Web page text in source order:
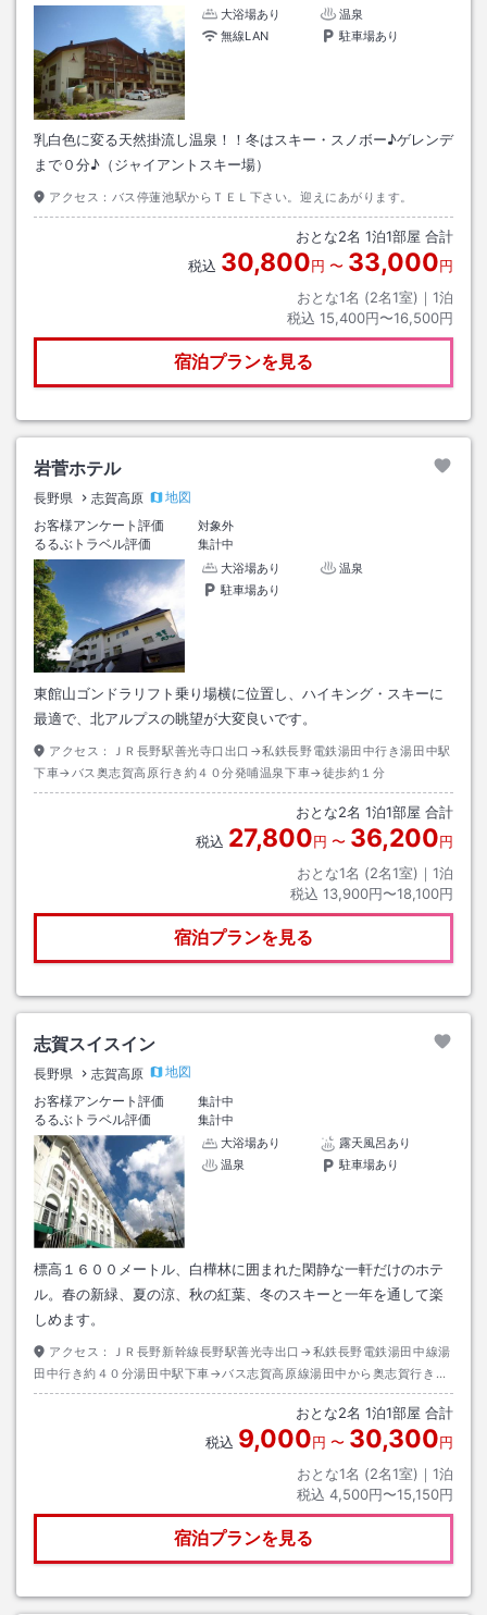
大浴場あり
温泉
無線LAN
駐車場あり
乳白色に変る天然掛流し温泉！！冬はスキー・スノボー♪ゲレンデ
まで０分♪（ジャイアントスキー場）
アクセス： バス停蓮池駅からＴＥＬ下さい。迎えにあがります。
おとな2名 1泊1部屋 合計
税込 30,800円 〜 33,000円
おとな1名 (2名1室)｜ 1泊
税込 15,400円〜16,500円
宿泊プランを見る
岩菅ホテル
長野県 志賀高原
地図
お客様アンケート評価
対象外
るるぶトラベル評価
集計中
大浴場あり
温泉
駐車場あり
東館山ゴンドラリフト乗り場横に位置し、ハイキング・スキーに
最適で、北アルプスの眺望が大変良いです。
アクセス：
ＪＲ長野駅善光寺口出口→私鉄長野電鉄湯田中行き湯田中駅
下車→バス奥志賀高原行き約４０分発哺温泉下車→徒歩約１分
おとな2名 1泊1部屋 合計
税込 27,800円 〜 36,200円
おとな1名 (2名1室)｜ 1泊
税込 13,900円〜18,100円
宿泊プランを見る
志賀スイスイン
長野県 志賀高原
地図
お客様アンケート評価
集計中
るるぶトラベル評価
集計中
大浴場あり
露天風呂あり
温泉
駐車場あり
標高１６００メートル、白樺林に囲まれた閑静な一軒だけのホテ
ル。春の新緑、夏の涼、秋の紅葉、冬のスキーと一年を通して楽
しめます。
アクセス：
ＪＲ長野新幹線長野駅善光寺出口→私鉄長野電鉄湯田中線湯
田中行き約４０分湯田中駅下車→バス志賀高原線湯田中から奥志賀行き約
５０分発哺温泉下車→徒歩約１５分
おとな2名 1泊1部屋 合計
税込 9,000円 〜 30,300円
おとな1名 (2名1室)｜ 1泊
税込 4,500円〜15,150円
宿泊プランを見る